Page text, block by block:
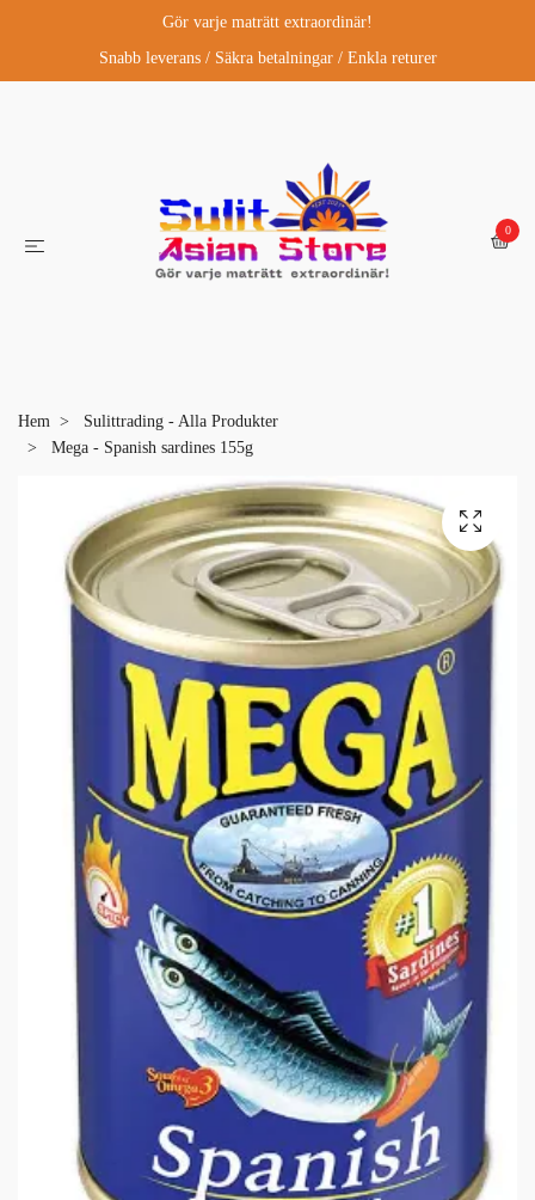
Gör varje maträtt extraordinär!
Snabb leverans / Säkra betalningar / Enkla returer
0
Hem
Sulittrading - Alla Produkter
Mega - Spanish sardines 155g